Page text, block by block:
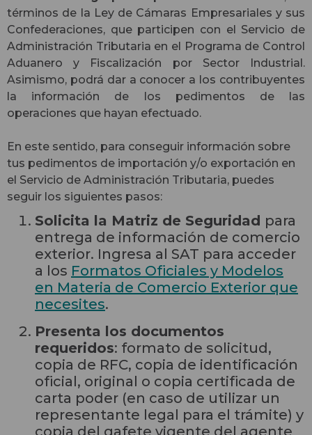
términos de la Ley de Cámaras Empresariales y sus
Confederaciones, que participen con el Servicio de
Administración Tributaria en el Programa de Control
Aduanero y Fiscalización por Sector Industrial.
Asimismo, podrá dar a conocer a los contribuyentes
la información de los pedimentos de las
operaciones que hayan efectuado.
En este sentido, para conseguir información sobre
tus pedimentos de importación y/o exportación en
el Servicio de Administración Tributaria, puedes
seguir los siguientes pasos:
Solicita la Matriz de Seguridad para
entrega de información de comercio
exterior. Ingresa al SAT para acceder
a los Formatos Oficiales y Modelos
en Materia de Comercio Exterior que
necesites.
Presenta los documentos
requeridos: formato de solicitud,
copia de RFC, copia de identificación
oficial, original o copia certificada de
carta poder (en caso de utilizar un
representante legal para el trámite) y
copia del gafete vigente del agente